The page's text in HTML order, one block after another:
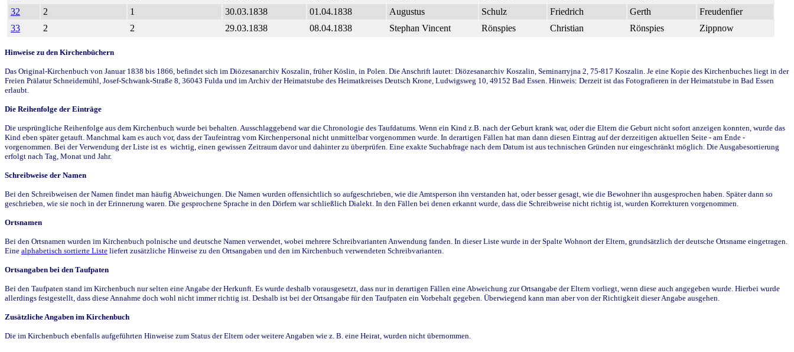
32
2 1 30.03.1838 01.04.1838 Augustus Schulz Friedrich Gerth
Freudenfier
33
2 2 29.03.1838 08.04.1838 Stephan Vincent Rönspies Christian Rönspies Zippnow
Hinweise zu den Kirchenbüchern
Das Original-Kirchenbuch von Januar 1838 bis 1866, befindet sich im Diözesanarchiv Koszalin, früher Köslin, in Polen. Die Anschrift lautet: Diözesanarchiv Koszalin, Seminarryjna 2, 75-817 Koszalin. Je eine Kopie des Kirchenbuches liegt in der
Freien Prälatur Schneidemühl, Josef-Schwank-Straße 8, 36043 Fulda und im Archiv der Heimatstube des Heimatkreises Deutsch Krone, Ludwigsweg 10, 49152 Bad Essen. Hinweis: Derzeit ist das Fotografieren in der Heimatstube in Bad Essen
erlaubt.
Die Reihenfolge der Einträge
Die ursprüngliche Reihenfolge aus dem Kirchenbuch wurde bei behalten. Ausschlaggebend war die Chronologie des Taufdatums. Wenn ein Kind z.B. nach der Geburt krank war, oder die Eltern die Geburt nicht sofort anzeigen konnten, wurde das
Kind eben später getauft. Manchmal kam es auch vor, dass der Taufeintrag vom Kirchenpersonal nicht unmittelbar vorgenommen wurde. In derartigen Fällen hat man dann diesen Eintrag auf der derzeitigen aktuellen Seite - am Ende -
vorgenommen. Bei der Verwendung der Liste ist es wichtig, einen gewissen Zeitraum davor und dahinter zu überprüfen. Eine exakte Suchabfrage nach dem Datum ist aus technischen Gründen nur eingeschränkt möglich. Die Ausgabesortierung
erfolgt nach Tag, Monat und Jahr.
Schreibweise der Namen
Bei den Schreibweisen der Namen findet man häufig Abweichungen. Die Namen wurden offensichtlich so aufgeschrieben, wie die Amtsperson ihn verstanden hat, oder besser gesagt, wie die Bewohner ihn ausgesprochen haben. Später dann so
geschrieben, wie sie noch in der Erinnerung waren. Die gesprochene Sprache in den Dörfern war schließlich Dialekt. In den Fällen bei denen erkannt wurde, dass die Schreibweise nicht richtig ist, wurden Korrekturen vorgenommen.
Ortsnamen
Bei den Ortsnamen wurden im Kirchenbuch polnische und deutsche Namen verwendet, wobei mehrere Schreibvarianten Anwendung fanden. In dieser Liste wurde in der Spalte Wohnort der Eltern, grundsätzlich der deutsche Ortsname eingetragen.
Eine alphabetisch sortierte Liste liefert zusätzliche Hinweise zu den Ortsangaben und den im Kirchenbuch verwendeten Schreibvarianten.
Ortsangaben bei den Taufpaten
Bei den Taufpaten stand im Kirchenbuch nur selten eine Angabe der Herkunft. Es wurde deshalb vorausgesetzt, dass nur in derartigen Fällen eine Abweichung zur Ortsangabe der Eltern vorliegt, wenn diese auch angegeben wurde. Hierbei wurde
allerdings festgestellt, dass diese Annahme doch wohl nicht immer richtig ist. Deshalb ist bei der Ortsangabe für den Taufpaten ein Vorbehalt gegeben. Überwiegend kann man aber von der Richtigkeit dieser Angabe ausgehen.
Zusätzliche Angaben im Kirchenbuch
Die im Kirchenbuch ebenfalls aufgeführten Hinweise zum Status der Eltern oder weitere Angaben wie z. B. eine Heirat, wurden nicht übernommen.